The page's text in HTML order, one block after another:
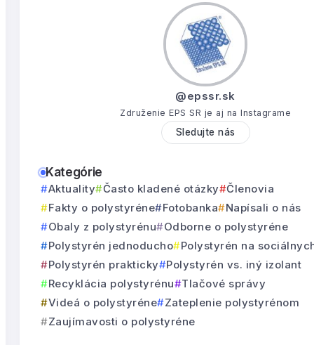
@epssr.sk
Združenie EPS SR je aj na Instagrame
Sledujte nás
Kategórie
Aktuality Často kladené otázky
Členovia
Fakty o polystyréne
Fotobanka
Napísali o nás
Obaly z polystyrénu
Odborne o polystyréne
Polystyrén jednoducho
Polystyrén na
Polystyrén prakticky
Polystyrén vs. iný izolant
Recyklácia polystyrénu
Tlačové správy
Videá o polystyréne
Zateplenie polystyrénom
Zaujímavosti o polystyréne